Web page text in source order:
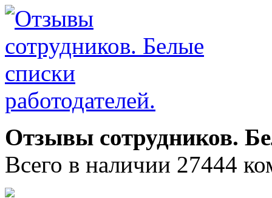
Отзывы сотрудников.
Всего в наличии 27444